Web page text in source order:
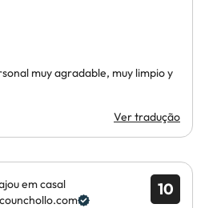
muy agradable, muy limpio y
Ver tradução
10
em casal